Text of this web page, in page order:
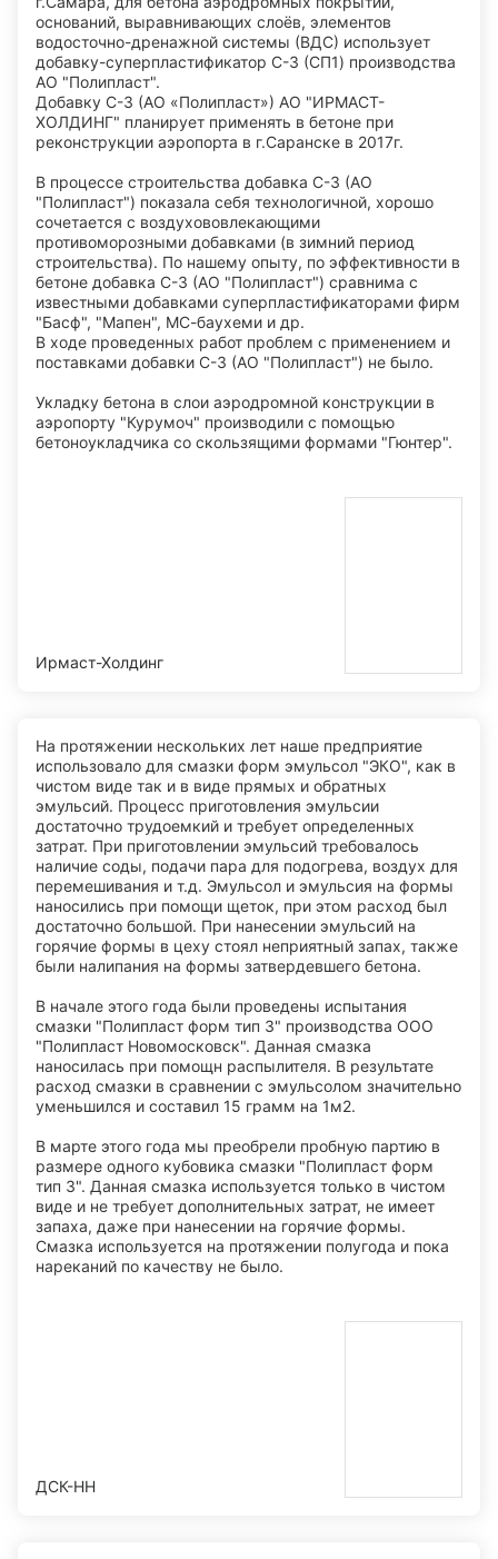
оснований, выравнивающих слоёв, элементов
водосточно-дренажной системы (ВДС) использует
добавку-суперпластификатор C-3 (СП1) производства
AO "Полипласт".
Добавку С-3 (АО «Полипласт») АО "ИРМАСТ-
ХОЛДИНГ" планирует применять в бетоне при
реконструкции аэропорта в г.Саранске в 2017г.
В процессе строительства добавка С-3 (АО
"Полипласт") показала себя технологичной, хорошо
сочетается с воздухововлекающими
противоморозными добавками (в зимний период
строительства). По нашему опыту, по эффективности в
бетоне добавка С-3 (АО "Полипласт") сравнима с
известными добавками суперпластификаторами фирм
"Басф", "Мапен", МС-баухеми и др.
В ходе проведенных работ проблем с применением и
поставками добавки C-3 (АО "Полипласт") не было.
Укладку бетона в слои аэродромной конструкции в
аэропорту "Курумоч" производили с помощью
бетоноукладчика со скользящими формами "Гюнтер".
Ирмаст-Холдинг
На протяжении нескольких лет наше предприятие
использовало для смазки форм эмульсол "ЭКО", как в
чистом виде так и в виде прямых и обратных
эмульсий. Процесс приготовления эмульсии
достаточно трудоемкий и требует определенных
затрат. При приготовлении эмульсий требовалось
наличие соды, подачи пара для подогрева, воздух для
перемешивания и т.д. Эмульсол и эмульсия на формы
наносились при помощи щеток, при этом расход был
достаточно большой. При нанесении эмульсий на
горячие формы в цеху стоял неприятный запах, также
были налипания на формы затвердевшего бетона.
В начале этого года были проведены испытания
смазки "Полипласт форм тип 3" производства ООО
"Полипласт Новомосковск". Данная смазка
наносилась при помощн распылителя. В результате
расход смазки в сравнении с эмульсолом значительно
уменьшился и составил 15 грамм на 1м2.
В марте этого года мы преобрели пробную партию в
размере одного кубовика смазки "Полипласт форм
тип 3". Данная смазка используется только в чистом
виде и не требует дополнительных затрат, не имеет
запаха, даже при нанесении на горячие формы.
Смазка используется на протяжении полугода и пока
нареканий по качеству не было.
ДСК-НН